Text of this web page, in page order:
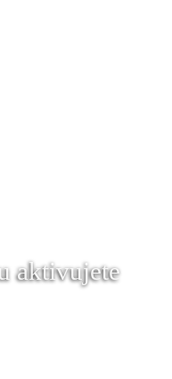
aktivujete